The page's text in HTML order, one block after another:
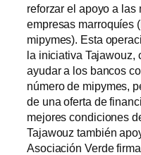
reforzar el apoyo a
empresas marroquíes
mipymes). Esta
la iniciativa Tajawouz,
ayudar a los bancos
número de mipymes,
de una oferta de
mejores condiciones
Tajawouz también
Asociación Verde